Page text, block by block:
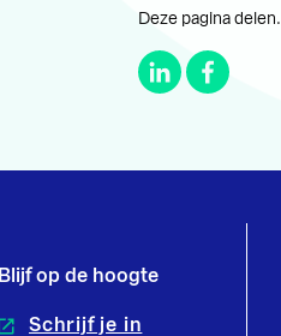
Deze pagina delen.
Blijf op de hoogte
Schrijf je in